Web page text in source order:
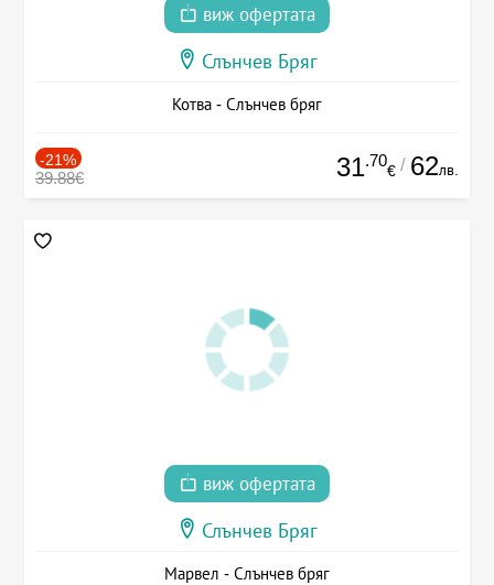
виж офертата
Слънчев Бряг
Котва - Слънчев бряг
-21%
39.88€ 31.70
€ / 62лв.
виж офертата
Слънчев Бряг
Марвел - Слънчев бряг